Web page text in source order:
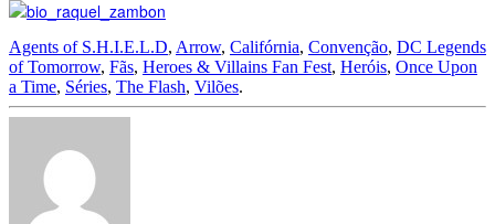
Agents of S.H.I.E.L.D, Arrow, Califórnia, Convenção, DC Legends
of Tomorrow, Fãs, Heroes & Villains Fan Fest, Heróis, Once Upon
a Time, Séries, The Flash, Vilões.